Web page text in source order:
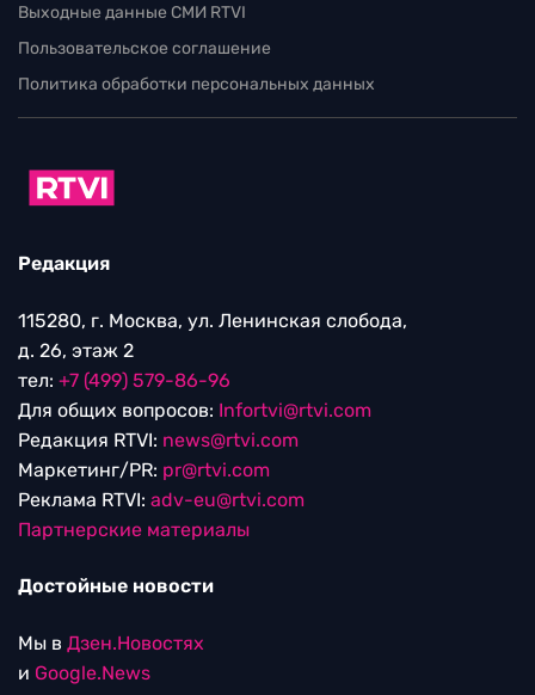
Выходные данные СМИ RTVI
Пользовательское соглашение
Политика обработки персональных данных
Редакция
115280, г. Москва, ул. Ленинская слобода,
д. 26, этаж 2
тел: +7 (499) 579-86-96
Для общих вопросов: Infortvi@rtvi.com
Редакция RTVI: news@rtvi.com
Маркетинг/PR: pr@rtvi.com
Реклама RTVI: adv-eu@rtvi.com
Партнерские материалы
Достойные новости
Мы в Дзен.Новостях
и Google.News